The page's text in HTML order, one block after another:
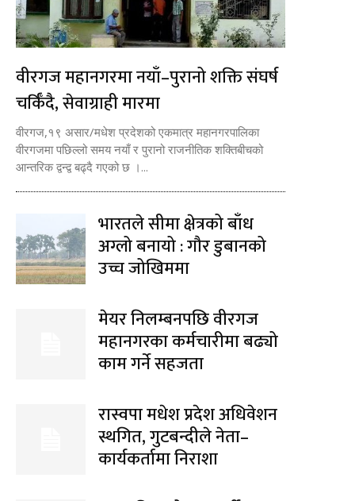
वीरगज महानगरमा नयाँ–पुरानो शक्ति संघर्ष
चर्किँदै, सेवाग्राही मारमा
वीरगज,१९ असार/मधेश प्रदेशको एकमात्र महानगरपालिका
वीरगजमा पछिल्लो समय नयाँ र पुरानो राजनीतिक शक्तिबीचको
आन्तरिक द्वन्द्व बढ्दै गएको छ ।...
भारतले सीमा क्षेत्रको बाँध
अग्लो बनायो : गौर डुबानको
उच्च जोखिममा
मेयर निलम्बनपछि वीरगज
महानगरका कर्मचारीमा बढ्यो
काम गर्ने सहजता
रास्वपा मधेश प्रदेश अधिवेशन
स्थगित, गुटबन्दीले नेता–
कार्यकर्तामा निराशा